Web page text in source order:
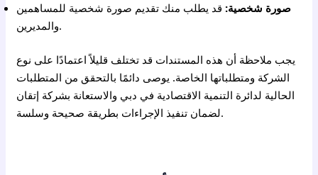
صورة شخصية: قد يطلب منك تقديم صورة شخصية للمساهمين
والمديرين.
يجب ملاحظة أن هذه المستندات قد تختلف قليلاً اعتمادًا على نوع
الشركة ومتطلباتها الخاصة. يوصى دائمًا بالتحقق من المتطلبات
الحالية لدائرة التنمية الاقتصادية في دبي والاستعانة بشركة إتقان
لضمان تنفيذ الإجراءات بطريقة صحيحة وسلسة.